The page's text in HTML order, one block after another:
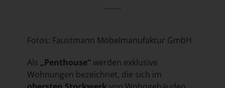
Fotos: Faustmann Möbelmanufaktur GmbH
Als „Penthouse“werden exklusive
Wohnungen bezeichnet, die sich im